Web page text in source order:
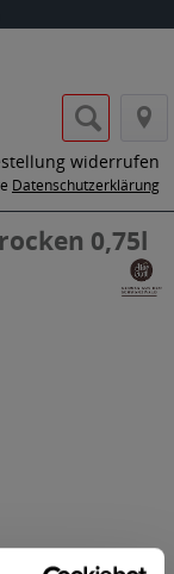
widerrufen
Datenschutzerklärung
0,75l